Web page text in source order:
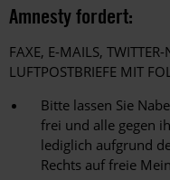
Amnesty fordert:
FAXE, E-MAILS,
LUFTPOSTBRIEFE MIT
Bitte lassen Sie
frei und alle gegen
lediglich aufgrund
Rechts auf freie